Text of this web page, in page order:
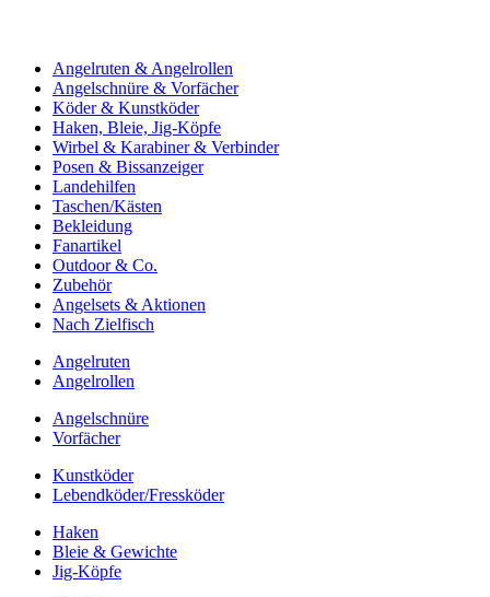
Angelruten & Angelrollen
Angelschnüre & Vorfächer
Köder & Kunstköder
Haken, Bleie, Jig-Köpfe
Wirbel & Karabiner & Verbinder
Posen & Bissanzeiger
Landehilfen
Taschen/Kästen
Bekleidung
Fanartikel
Outdoor & Co.
Zubehör
Angelsets & Aktionen
Nach Zielfisch
Angelruten
Angelrollen
Angelschnüre
Vorfächer
Kunstköder
Lebendköder/Fressköder
Haken
Bleie & Gewichte
Jig-Köpfe